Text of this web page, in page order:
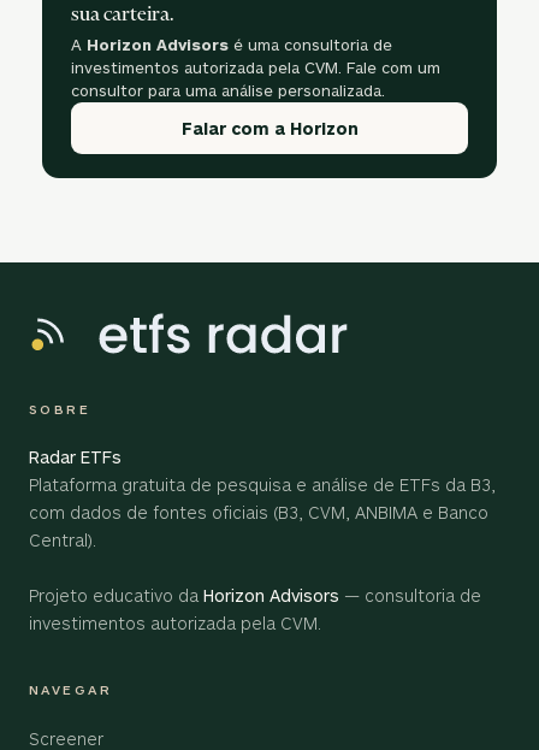
sua carteira.
A Horizon Advisors é uma consultoria de
investimentos autorizada pela CVM. Fale com um
consultor para uma análise personalizada.
Falar com a Horizon
SOBRE
Radar ETFs
Plataforma gratuita de pesquisa e análise de ETFs da B3,
com dados de fontes oficiais (B3, CVM, ANBIMA e Banco
Central).
Projeto educativo da Horizon Advisors — consultoria de
investimentos autorizada pela CVM.
NAVEGAR
Screener